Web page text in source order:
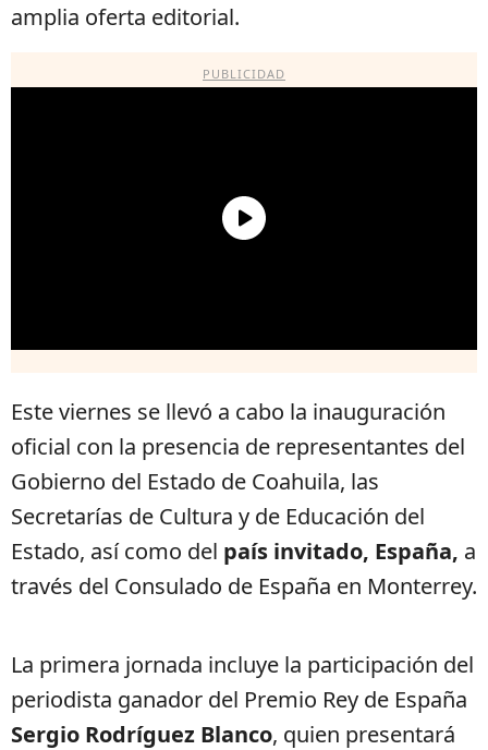
amplia oferta editorial.
PUBLICIDAD
Este viernes se llevó a cabo la inauguración
oficial con la presencia de representantes del
Gobierno del Estado de Coahuila, las
Secretarías de Cultura y de Educación del
Estado, así como del país invitado, España, a
través del Consulado de España en Monterrey.
La primera jornada incluye la participación del
periodista ganador del Premio Rey de España
Sergio Rodríguez Blanco, quien presentará